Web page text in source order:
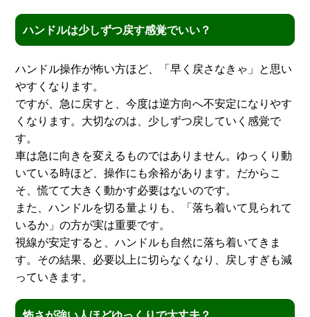
ハンドルは少しずつ戻す感覚でいい？
ハンドル操作が怖い方ほど、「早く戻さなきゃ」と思い
やすくなります。
ですが、急に戻すと、今度は逆方向へ不安定になりやす
くなります。大切なのは、少しずつ戻していく感覚で
す。
車は急に向きを変えるものではありません。ゆっくり動
いている時ほど、操作にも余裕があります。だからこ
そ、慌てて大きく動かす必要はないのです。
また、ハンドルを切る量よりも、「落ち着いて見られて
いるか」の方が実は重要です。
視線が安定すると、ハンドルも自然に落ち着いてきま
す。その結果、必要以上に切らなくなり、戻しすぎも減
っていきます。